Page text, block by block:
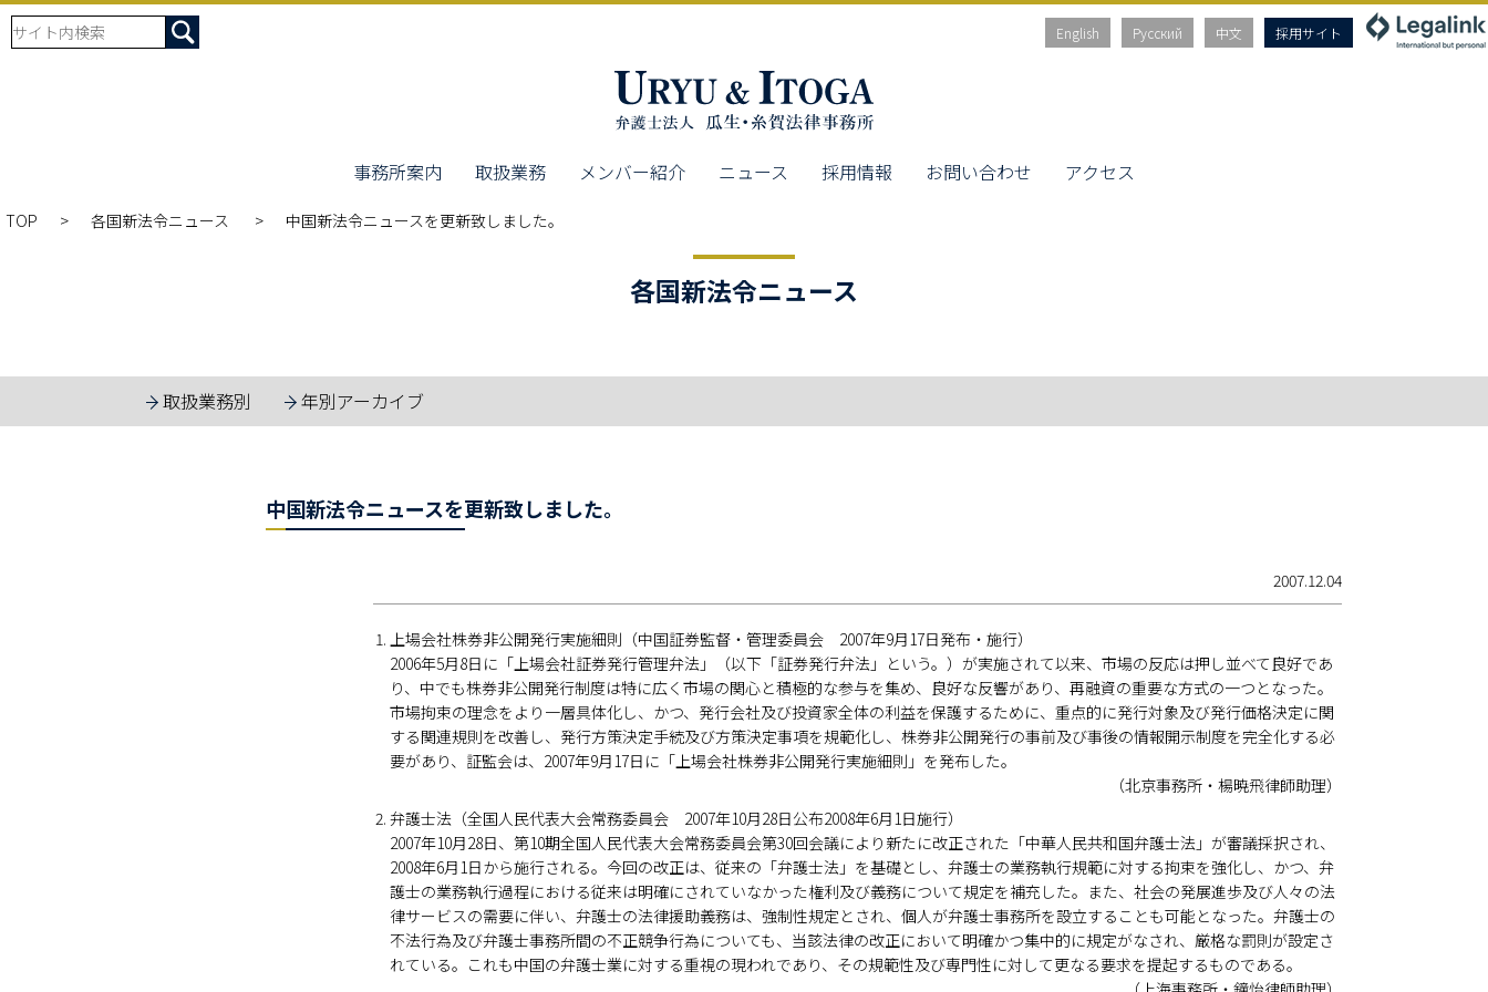
English Русский 中文 採用サイト
事務所案内 取扱業務 メンバー紹介 ニュース 採用情報 お問い合わせ アクセス
TOP 各国新法令ニュース 中国新法令ニュースを更新致しました。
各国新法令ニュース
取扱業務別 年別アーカイブ
中国新法令ニュースを更新致しました。
2007.12.04
上場会社株券非公開発行実施細則（中国証券監督・管理委員会 2007年9月17日発布・施行）
2006年5月8日に「上場会社証券発行管理弁法」（以下「証券発行弁法」という。）が実施されて以来、市場の反応は押し並べて良好であ
り、中でも株券非公開発行制度は特に広く市場の関心と積極的な参与を集め、良好な反響があり、再融資の重要な方式の一つとなった。
市場拘束の理念をより一層具体化し、かつ、発行会社及び投資家全体の利益を保護するために、重点的に発行対象及び発行価格決定に関
する関連規則を改善し、発行方策決定手続及び方策決定事項を規範化し、株券非公開発行の事前及び事後の情報開示制度を完全化する必
要があり、証監会は、2007年9月17日に「上場会社株券非公開発行実施細則」を発布した。
（北京事務所・楊暁飛律師助理）
弁護士法（全国人民代表大会常務委員会 2007年10月28日公布2008年6月1日施行）
2007年10月28日、第10期全国人民代表大会常務委員会第30回会議により新たに改正された「中華人民共和国弁護士法」が審議採択され、
2008年6月1日から施行される。今回の改正は、従来の「弁護士法」を基礎とし、弁護士の業務執行規範に対する拘束を強化し、かつ、弁
護士の業務執行過程における従来は明確にされていなかった権利及び義務について規定を補充した。また、社会の発展進歩及び人々の法
律サービスの需要に伴い、弁護士の法律援助義務は、強制性規定とされ、個人が弁護士事務所を設立することも可能となった。弁護士の
不法行為及び弁護士事務所間の不正競争行為についても、当該法律の改正において明確かつ集中的に規定がなされ、厳格な罰則が設定さ
れている。これも中国の弁護士業に対する重視の現われであり、その規範性及び専門性に対して更なる要求を提起するものである。